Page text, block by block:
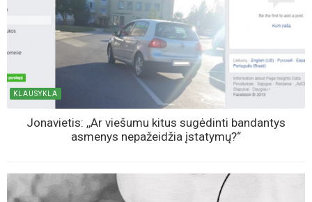
KLAUSYKLA
Jonavietis: ,,Ar viešumu kitus sugėdinti bandantys
asmenys nepažeidžia įstatymų?“